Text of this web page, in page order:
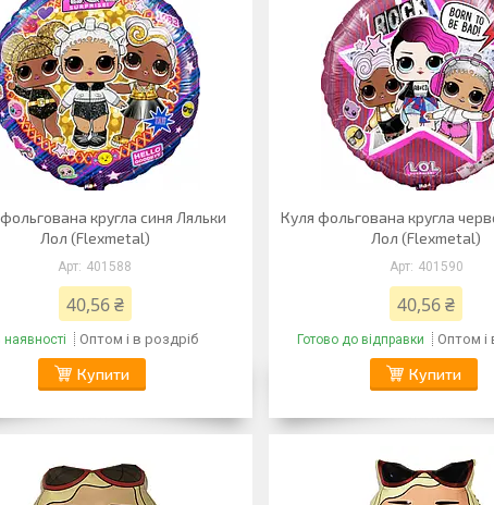
кругла синя Ляльки
Лол (Flexmetal)
401588
40,56 ₴
наявності Оптом і в роздріб
Купити
Куля фольгована кругла
Лол (Flexmetal)
401590
40,56 ₴
Готово до відправки Оптом і
Купити